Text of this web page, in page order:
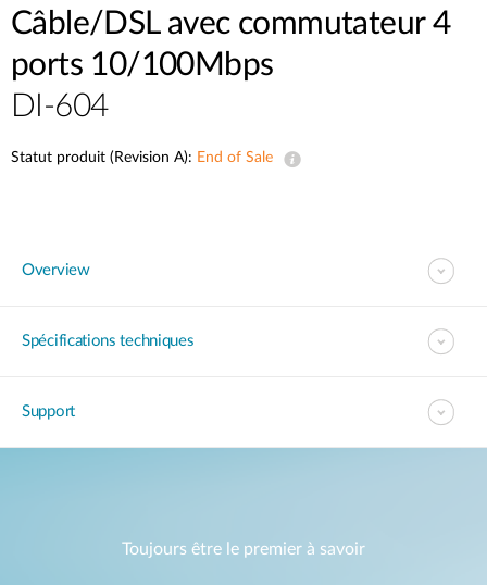
Câble/DSL avec commutateur 4
ports 10/100Mbps
DI-604
Statut produit (Revision A): End of Sale
Overview
Spécifications techniques
Support
Toujours être le premier à savoir